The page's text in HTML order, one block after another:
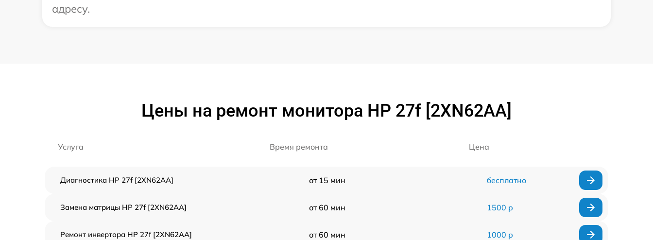
адресу.
Цены на ремонт монитора HP 27f [2XN62AA]
Услуга Время ремонта Цена
Диагностика HP 27f [2XN62AA] от 15 мин бесплатно
Замена матрицы HP 27f [2XN62AA] от 60 мин 1500 р
Ремонт инвертора HP 27f [2XN62AA] от 60 мин 1000 р